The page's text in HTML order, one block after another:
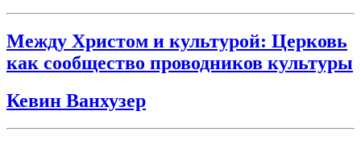
Между Христом и культурой: Церковь
как сообщество проводников культуры
Кевин Ванхузер